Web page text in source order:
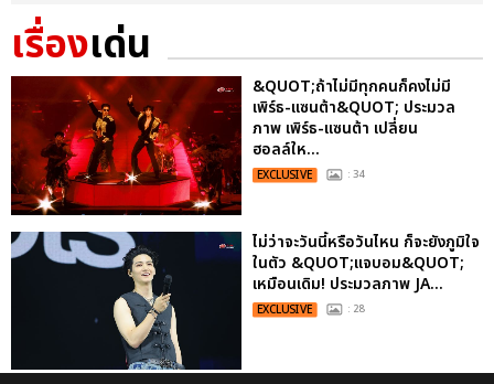
เรื่องเด่น
&QUOT;ถ้าไม่มีทุกคนก็คงไม่มี
เพิร์ธ-แซนต้า&QUOT; ประมวล
ภาพ เพิร์ธ-แซนต้า เปลี่ยน
ฮอลล์ให...
EXCLUSIVE : 34
ไม่ว่าจะวันนี้หรือวันไหน ก็จะยังภูมิใจ
ในตัว &QUOT;แจบอม&QUOT;
เหมือนเดิม! ประมวลภาพ JA...
EXCLUSIVE : 28